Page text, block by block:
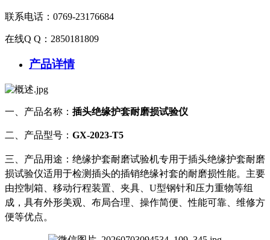
联系电话：0769-23176684
在线Q Q：2850181809
产品详情
一、产品名称： 插头绝缘护套耐磨损试验仪
二、产品型号： GX-2023-T5
三、产品用途： 绝缘护套耐磨试验机专用于插头绝缘护套耐磨
损试验仪适用于检测插头的插销绝缘衬套的耐磨损性能。主要
由控制箱、移动行程装置、夹具、U型钢针和压力重物等组
成，具有外形美观、布局合理、操作简便、性能可靠、维修方
便等优点。